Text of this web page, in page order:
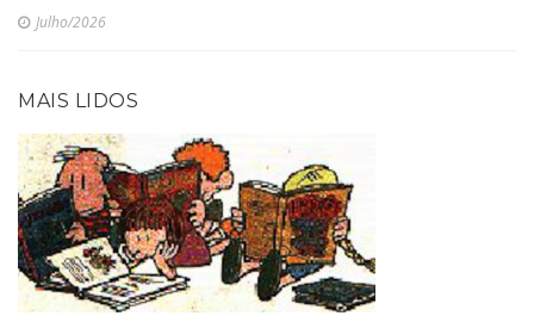
Julho/2026
MAIS LIDOS